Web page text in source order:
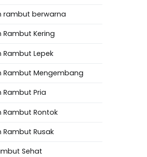
rambut berwarna
Rambut Kering
Rambut Lepek
Rambut Mengembang
Pria
Rambut Rontok
Rambut Rusak
Sehat